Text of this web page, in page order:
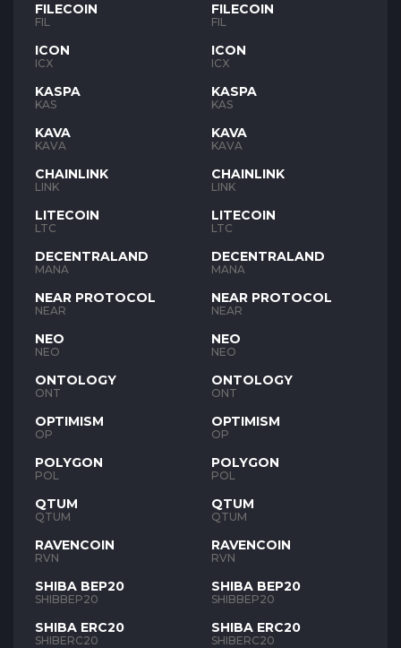
FILECOIN
FIL
ICON
ICX
KASPA
KAS
KAVA
KAVA
CHAINLINK
LINK
LITECOIN
LTC
DECENTRALAND
MANA
NEAR PROTOCOL
NEAR
NEO
NEO
ONTOLOGY
ONT
OPTIMISM
OP
POLYGON
POL
QTUM
QTUM
RAVENCOIN
RVN
SHIBA BEP20
SHIBBEP20
SHIBA ERC20
SHIBERC20
FILECOIN
FIL
ICON
ICX
KASPA
KAS
KAVA
KAVA
CHAINLINK
LINK
LITECOIN
LTC
DECENTRALAND
MANA
NEAR PROTOCOL
NEAR
NEO
NEO
ONTOLOGY
ONT
OPTIMISM
OP
POLYGON
POL
QTUM
QTUM
RAVENCOIN
RVN
SHIBA BEP20
SHIBBEP20
SHIBA ERC20
SHIBERC20